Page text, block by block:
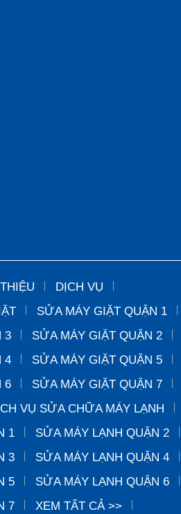
DỊCH VỤ
SỬA MÁY GIẶT QUẬN 1
3
SỬA MÁY GIẶT QUẬN 2
4
SỬA MÁY GIẶT QUẬN 5
6
SỬA MÁY GIẶT QUẬN 7
VỤ SỬA CHỮA MÁY LẠNH
1
SỬA MÁY LẠNH QUẬN 2
3
SỬA MÁY LẠNH QUẬN 4
5
SỬA MÁY LẠNH QUẬN 6
7
XEM TẤT CẢ >>